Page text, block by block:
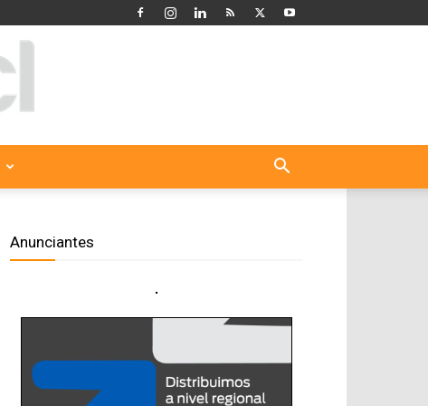
Anunciantes